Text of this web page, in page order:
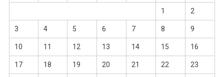
1 2
3 4 5 6 7 8 9
10 11 12 13 14 15 16
17 18 19 20 21 22 23